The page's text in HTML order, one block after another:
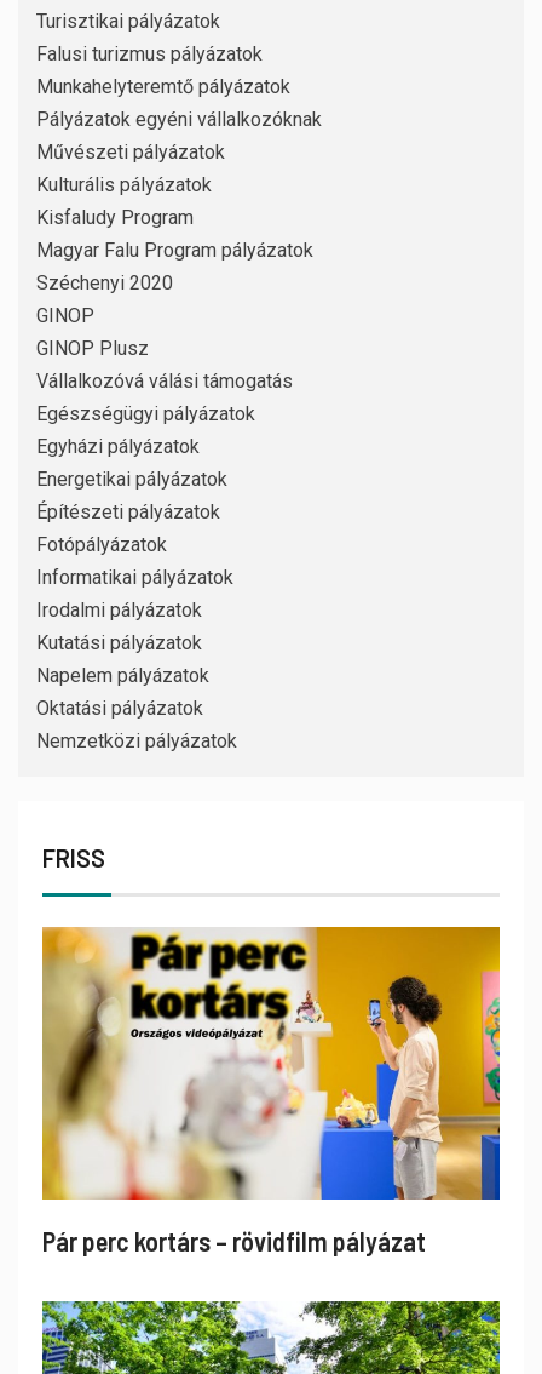
Turisztikai pályázatok
Falusi turizmus pályázatok
Munkahelyteremtő pályázatok
Pályázatok egyéni vállalkozóknak
Művészeti pályázatok
Kulturális pályázatok
Kisfaludy Program
Magyar Falu Program pályázatok
Széchenyi 2020
GINOP
GINOP Plusz
Vállalkozóvá válási támogatás
Egészségügyi pályázatok
Egyházi pályázatok
Energetikai pályázatok
Építészeti pályázatok
Fotópályázatok
Informatikai pályázatok
Irodalmi pályázatok
Kutatási pályázatok
Napelem pályázatok
Oktatási pályázatok
Nemzetközi pályázatok
FRISS
Pár perc kortárs – rövidfilm pályázat